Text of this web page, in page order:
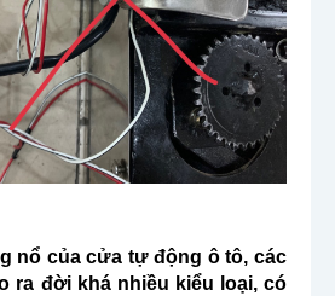
nổ của cửa tự động ô tô, các
ra đời khá nhiều kiểu loại, có